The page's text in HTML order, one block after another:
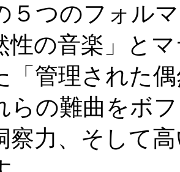
５つのフォル
性の音楽」と
「管理された
らの難曲をボ
察力、そして